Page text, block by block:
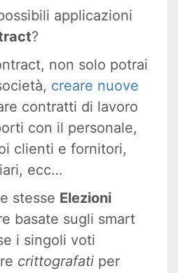
applicazioni
?
non solo potrai
creare nuove
contratti di lavoro
con il personale,
clienti e fornitori,
ecc…
stesse Elezioni
basate sugli smart
i singoli voti
crittografati per